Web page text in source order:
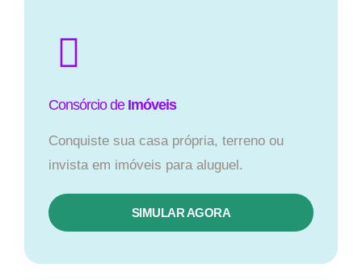
Consórcio de Imóveis
Conquiste sua casa própria, terreno ou
invista em imóveis para aluguel.
SIMULAR AGORA​